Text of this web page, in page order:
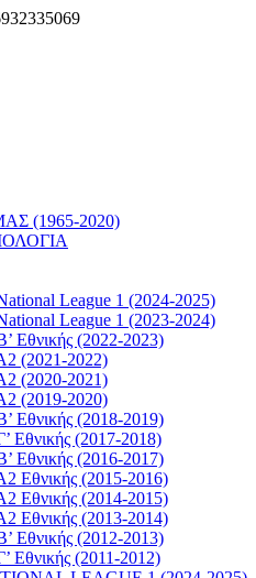
(1965-2020)
League 1 (2024-2025)
League 1 (2023-2024)
Εθνικής (2022-2023)
(2021-2022)
(2020-2021)
(2019-2020)
Εθνικής (2018-2019)
Εθνικής (2017-2018)
Εθνικής (2016-2017)
Εθνικής (2015-2016)
Εθνικής (2014-2015)
Εθνικής (2013-2014)
Εθνικής (2012-2013)
Εθνικής (2011-2012)